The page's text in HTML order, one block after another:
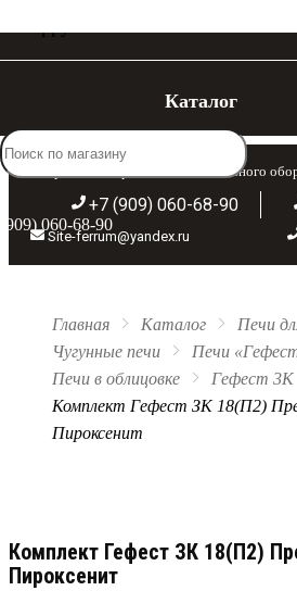
Широкий ассортимент отопительного
+7 (909) 060-68-90
Site-ferrum@yandex.ru
Каталог
(909) 060-68-90
Главная Каталог
Печи
Чугунные печи
Печи
Печи в облицовке
Гефест 3К
Комплект Гефест ЗК 18(П2)
Пироксенит
Комплект Гефест ЗК 18(П2)
Пироксенит